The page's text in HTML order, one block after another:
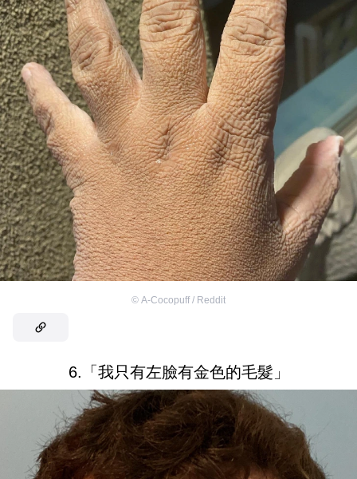
© A-Cocopuff / Reddit
6.「我只有左臉有金色的毛髮」